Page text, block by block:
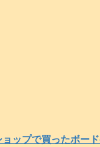
ップで買ったボード